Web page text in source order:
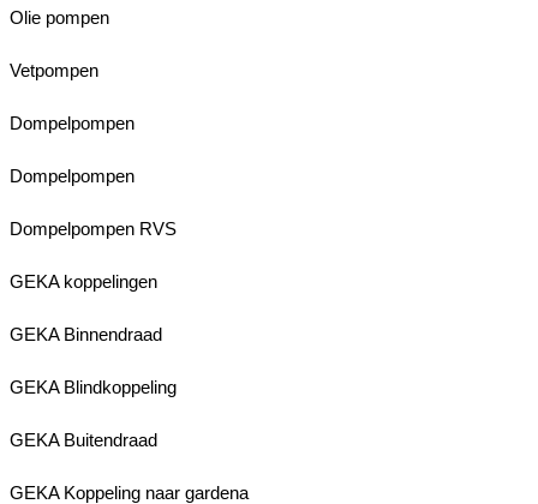
Olie pompen
Vetpompen
Dompelpompen
Dompelpompen
Dompelpompen RVS
GEKA koppelingen
GEKA Binnendraad
GEKA Blindkoppeling
GEKA Buitendraad
GEKA Koppeling naar gardena